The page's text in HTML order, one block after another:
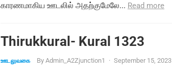
காரணமாகிய ஊடலில் அதற்குமேலே... Read more
Thirukkural- Kural 1323
ஊடலுவகை By Admin_A2Zjunction1 · September 15, 2023